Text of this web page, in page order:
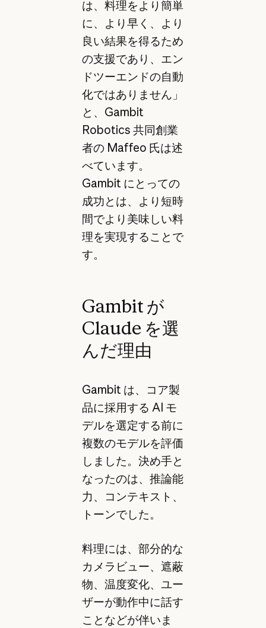
は、料理をより簡単
に、より早く、より
良い結果を得るため
の支援であり、エン
ドツーエンドの自動
化ではありません」
と、Gambit
Robotics 共同創業
者の Maffeo 氏は述
べています。
Gambit にとっての
成功とは、より短時
間でより美味しい料
理を実現することで
す。
Gambit が
Claude を選
んだ理由
Gambit は、コア製
品に採用する AI モ
デルを選定する前に
複数のモデルを評価
しました。決め手と
なったのは、推論能
力、コンテキスト、
トーンでした。
料理には、部分的な
カメラビュー、遮蔽
物、温度変化、ユー
ザーが動作中に話す
ことなどが伴いま